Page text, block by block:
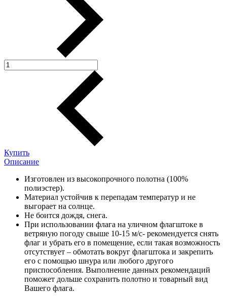
Купить
Описание
Изготовлен из высокопрочного полотна (100%
полиэстер).
Материал устойчив к перепадам температур и не
выгорает на солнце.
Не боится дождя, снега.
При использовании флага на уличном флагштоке в
ветряную погоду свыше 10-15 м/с- рекомендуется снять
флаг и убрать его в помещение, если такая возможность
отсутствует – обмотать вокруг флагштока и закрепить
его с помощью шнура или любого другого
приспособления. Выполнение данных рекомендаций
поможет дольше сохранить полотно и товарный вид
Вашего флага.